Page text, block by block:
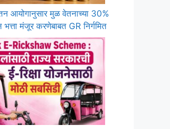
आयोगानुसार मुळ वेतनाच्या 30%
भत्ता मंजूर करणेबाबत GR निर्गमित